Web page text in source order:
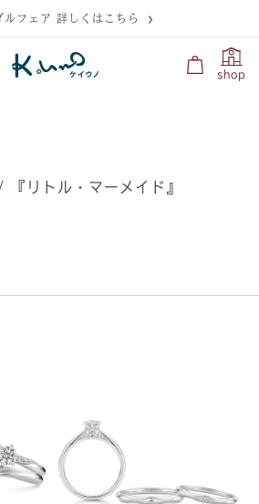
ルフェア 詳しくはこちら
shop
リトル・マーメイド』